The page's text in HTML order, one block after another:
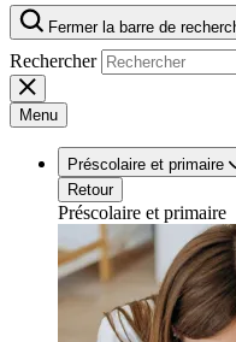
Fermer la barre de
Rechercher
Menu
Préscolaire et primaire
Retour
Préscolaire et primaire